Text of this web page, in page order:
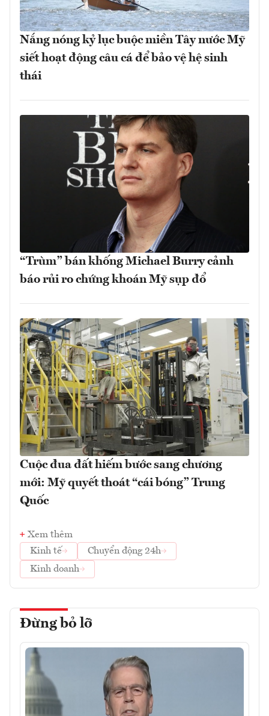
Nắng nóng kỷ lục buộc miền Tây nước Mỹ
siết hoạt động câu cá để bảo vệ hệ sinh
thái
“Trùm” bán khống Michael Burry cảnh
báo rủi ro chứng khoán Mỹ sụp đổ
Cuộc đua đất hiếm bước sang chương
mới: Mỹ quyết thoát “cái bóng” Trung
Quốc
Xem thêm
Kinh tế
Chuyển động 24h
Kinh doanh
Đừng bỏ lỡ